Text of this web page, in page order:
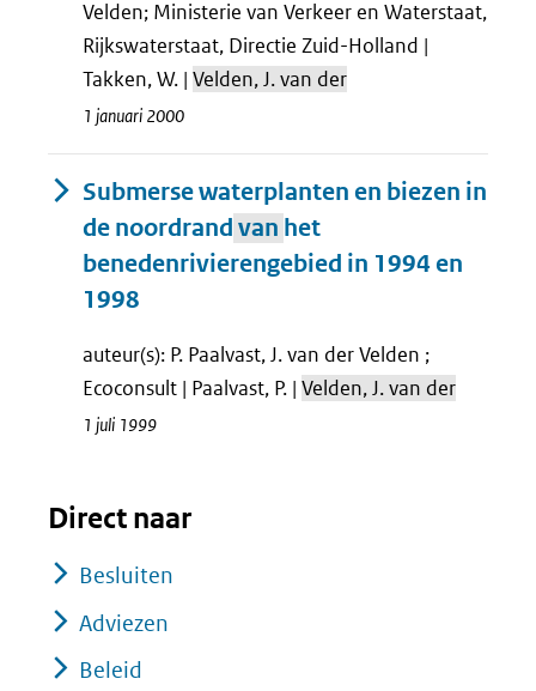
Velden; Ministerie van Verkeer en Waterstaat,
Rijkswaterstaat, Directie Zuid-Holland |
Takken, W. | Velden, J. van der
1 januari 2000
Submerse waterplanten en biezen in
de noordrand van het
benedenrivierengebied in 1994 en
1998
auteur(s): P. Paalvast, J. van der Velden ;
Ecoconsult | Paalvast, P. | Velden, J. van der
1 juli 1999
Direct naar
Besluiten
Adviezen
Beleid